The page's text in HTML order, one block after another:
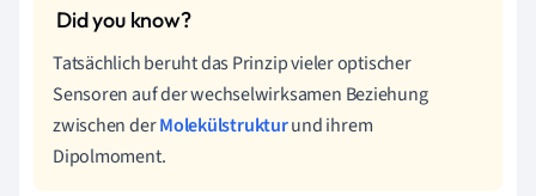
Tatsächlich beruht das Prinzip vieler optischer
Sensoren auf der wechselwirksamen Beziehung
zwischen derMolekülstrukturund ihrem
Dipolmoment.